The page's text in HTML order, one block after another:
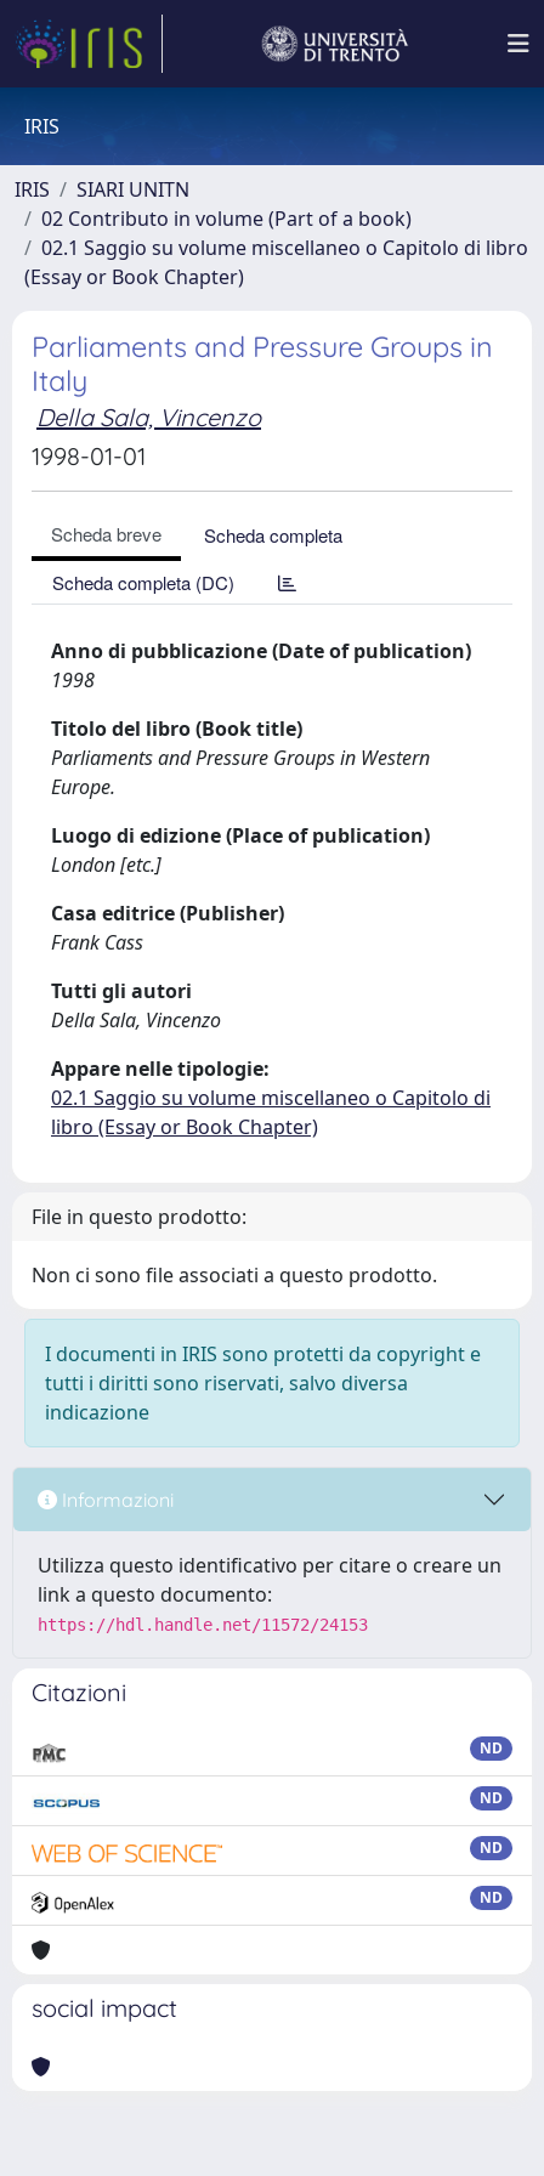
IRIS
IRIS
SIARI UNITN
02 Contributo in volume (Part of a book)
02.1 Saggio su volume miscellaneo o Capitolo di libro
(Essay or Book Chapter)
Parliaments and Pressure Groups in
Italy
Della Sala, Vincenzo
1998-01-01
Scheda breve
Scheda completa
Scheda completa (DC)
Anno di pubblicazione (Date of publication)
1998
Titolo del libro (Book title)
Parliaments and Pressure Groups in Western
Europe.
Luogo di edizione (Place of publication)
London [etc.]
Casa editrice (Publisher)
Frank Cass
Tutti gli autori
Della Sala, Vincenzo
Appare nelle tipologie:
02.1 Saggio su volume miscellaneo o Capitolo di
libro (Essay or Book Chapter)
File in questo prodotto:
Non ci sono file associati a questo prodotto.
I documenti in IRIS sono protetti da copyright e
tutti i diritti sono riservati, salvo diversa
indicazione
Informazioni
Utilizza questo identificativo per citare o creare un
link a questo documento:
https://hdl.handle.net/11572/24153
Citazioni
ND
ND
ND
ND
social impact